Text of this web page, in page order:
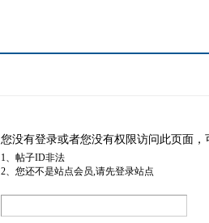
您没有登录或者您没有权限访问此页面
1、帖子ID非法
2、您还不是站点会员,请先登录站点